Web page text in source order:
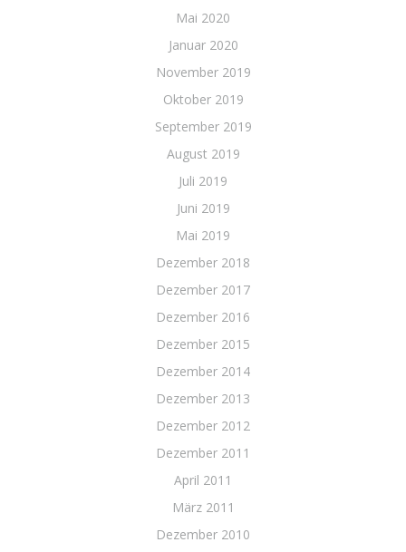
Mai 2020
Januar 2020
November 2019
Oktober 2019
September 2019
August 2019
Juli 2019
Juni 2019
Mai 2019
Dezember 2018
Dezember 2017
Dezember 2016
Dezember 2015
Dezember 2014
Dezember 2013
Dezember 2012
Dezember 2011
April 2011
März 2011
Dezember 2010